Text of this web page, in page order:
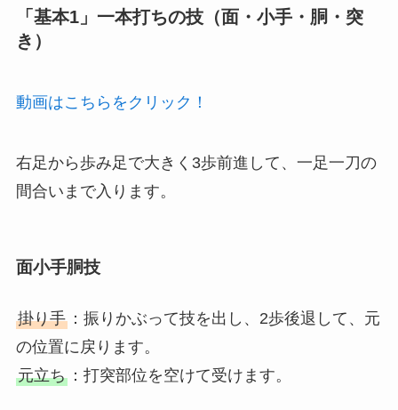
「基本1」一本打ちの技（面・小手・胴・突
き）
動画はこちらをクリック！
右足から歩み足で大きく3歩前進して、一足一刀の
間合いまで入ります。
面小手胴技
掛り手：振りかぶって技を出し、2歩後退して、元
の位置に戻ります。
元立ち：打突部位を空けて受けます。